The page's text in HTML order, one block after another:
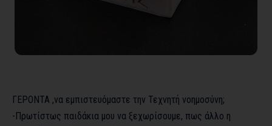
ΓΕΡΟΝΤΑ ,να εμπιστευόμαστε την Τεχνητή νοημοσύνη;
-Πρωτίστως παιδάκια μου να ξεχωρίσουμε, πως άλλο η